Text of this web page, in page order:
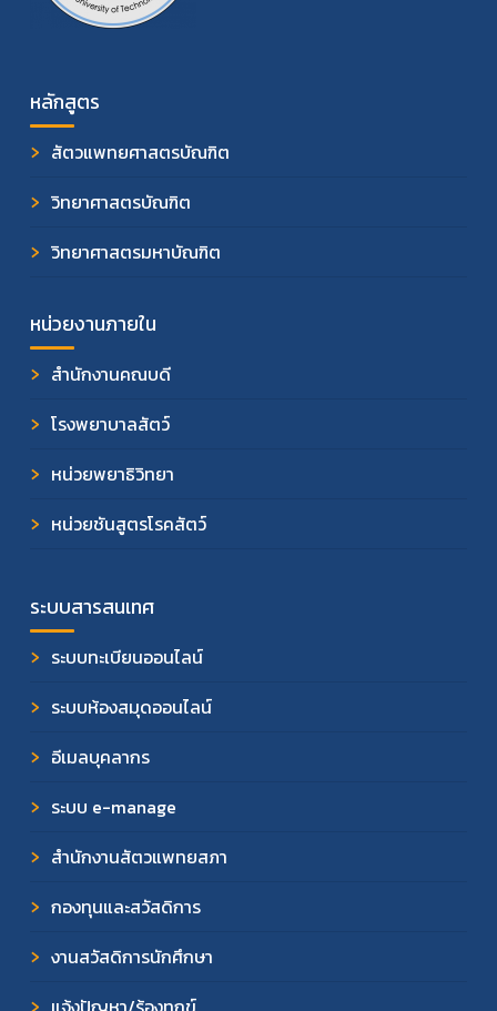
หลักสูตร
สัตวแพทยศาสตรบัณฑิต
วิทยาศาสตรบัณฑิต
วิทยาศาสตรมหาบัณฑิต
หน่วยงานภายใน
สำนักงานคณบดี
โรงพยาบาลสัตว์
หน่วยพยาธิวิทยา
หน่วยชันสูตรโรคสัตว์
ระบบสารสนเทศ
ระบบทะเบียนออนไลน์
ระบบห้องสมุดออนไลน์
อีเมลบุคลากร
ระบบ e-manage
สำนักงานสัตวแพทยสภา
กองทุนและสวัสดิการ
งานสวัสดิการนักศึกษา